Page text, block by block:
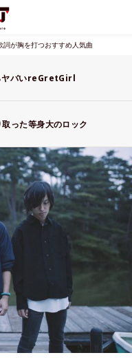
が胸を打つおすすめ人気曲
ヤバいreGretGirl
った等身大のロック